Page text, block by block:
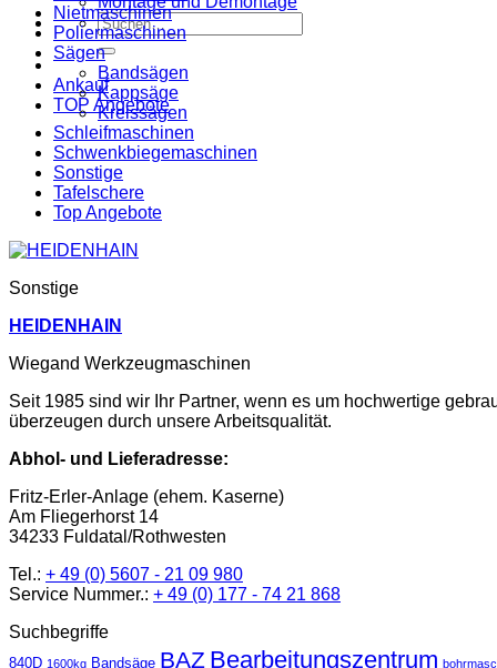
Suche
nach:
Ankauf
TOP Angebote
Nietmaschinen
Poliermaschinen
Sägen
Bandsägen
Kappsäge
Kreissägen
Schleifmaschinen
Schwenkbiegemaschinen
Sonstige
Tafelschere
Top Angebote
Sonstige
HEIDENHAIN
Wiegand Werkzeugmaschinen
Seit 1985 sind wir Ihr Partner, wenn es um hochwertige
überzeugen durch unsere Arbeitsqualität.
Abhol- und Lieferadresse:
Fritz-Erler-Anlage (ehem. Kaserne)
Am Fliegerhorst 14
34233 Fuldatal/Rothwesten
Tel.: + 49 (0) 5607 - 21 09 980
Service Nummer.: + 49 (0) 177 - 74 21 868
Suchbegriffe
840D 1600kg Bandsäge BAZ Bearbeitungszentrum